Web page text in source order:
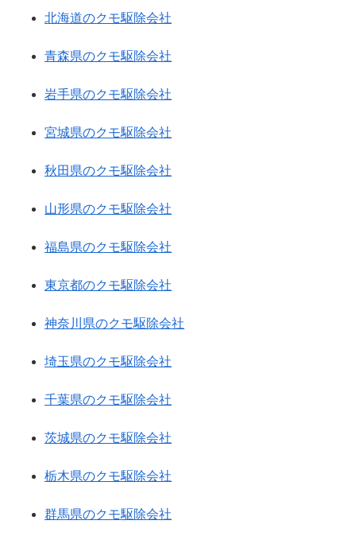
北海道のクモ駆除会社
青森県のクモ駆除会社
岩手県のクモ駆除会社
宮城県のクモ駆除会社
秋田県のクモ駆除会社
山形県のクモ駆除会社
福島県のクモ駆除会社
東京都のクモ駆除会社
神奈川県のクモ駆除会社
埼玉県のクモ駆除会社
千葉県のクモ駆除会社
茨城県のクモ駆除会社
栃木県のクモ駆除会社
群馬県のクモ駆除会社